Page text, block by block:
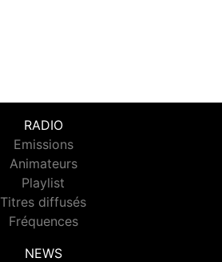
RADIO
Emissions
Animateurs
Playlist
Titres diffusés
Fréquences
NEWS